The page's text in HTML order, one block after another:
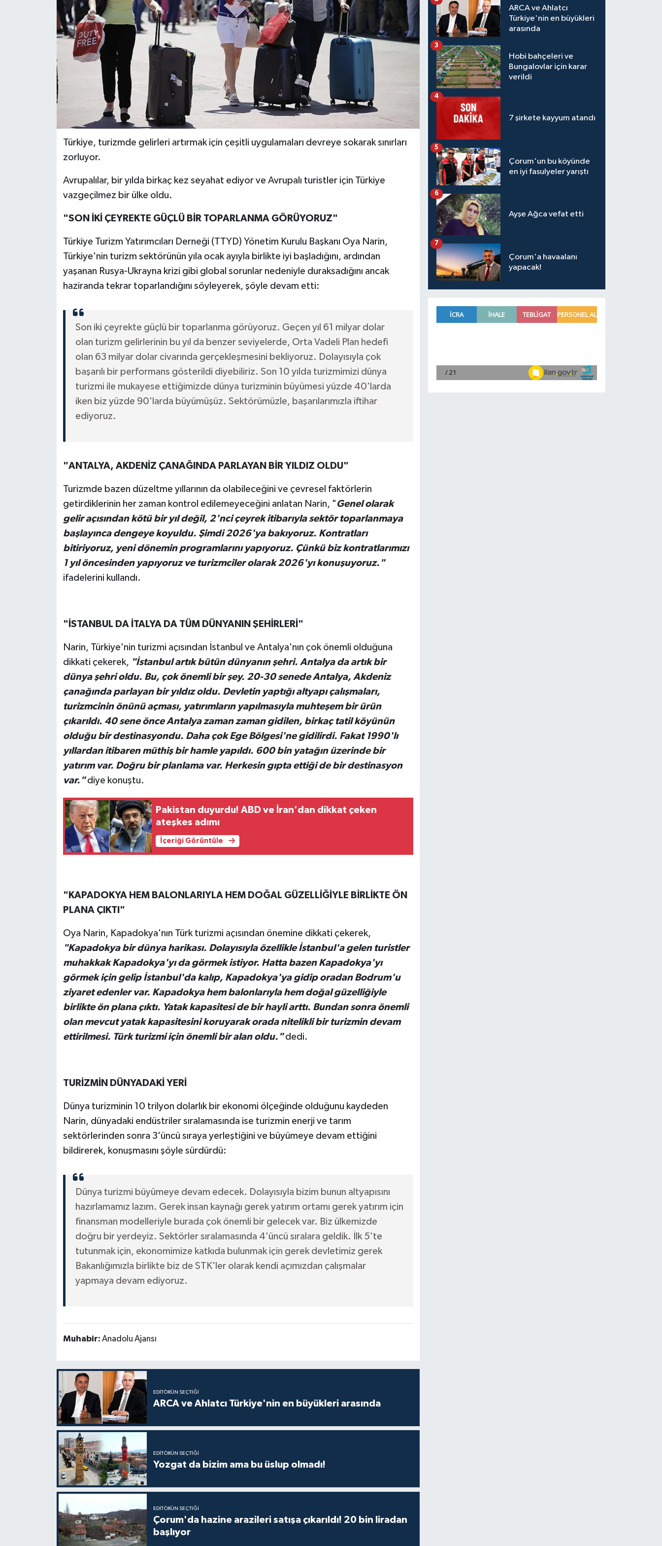
Türkiye, turizmde gelirleri artırmak için çeşitli uygulamaları devreye sokarak sınırları
zorluyor.
Avrupalılar, bir yılda birkaç kez seyahat ediyor ve Avrupalı turistler için Türkiye
vazgeçilmez bir ülke oldu.
"SON İKİ ÇEYREKTE GÜÇLÜ BİR TOPARLANMA GÖRÜYORUZ"
Türkiye Turizm Yatırımcıları Derneği (TTYD) Yönetim Kurulu Başkanı Oya Narin,
Türkiye'nin turizm sektörünün yıla ocak ayıyla birlikte iyi başladığını, ardından
yaşanan Rusya-Ukrayna krizi gibi global sorunlar nedeniyle duraksadığını ancak
haziranda tekrar toparlandığını söyleyerek, şöyle devam etti:
Son iki çeyrekte güçlü bir toparlanma görüyoruz. Geçen yıl 61 milyar dolar
olan turizm gelirlerinin bu yıl da benzer seviyelerde, Orta Vadeli Plan hedefi
olan 63 milyar dolar civarında gerçekleşmesini bekliyoruz. Dolayısıyla çok
başarılı bir performans gösterildi diyebiliriz. Son 10 yılda turizmimizi dünya
turizmi ile mukayese ettiğimizde dünya turizminin büyümesi yüzde 40'larda
iken biz yüzde 90'larda büyümüşüz. Sektörümüzle, başarılarımızla iftihar
ediyoruz.
"ANTALYA, AKDENİZ ÇANAĞINDA PARLAYAN BİR YILDIZ OLDU"
Turizmde bazen düzeltme yıllarının da olabileceğini ve çevresel faktörlerin
getirdiklerinin her zaman kontrol edilemeyeceğini anlatan Narin, " Genel olarak
gelir açısından kötü bir yıl değil, 2'nci çeyrek itibarıyla sektör toparlanmaya
başlayınca dengeye koyuldu. Şimdi 2026'ya bakıyoruz. Kontratları
bitiriyoruz, yeni dönemin programlarını yapıyoruz. Çünkü biz kontratlarımızı
1 yıl öncesinden yapıyoruz ve turizmciler olarak 2026'yı konuşuyoruz."
ifadelerini kullandı.
"İSTANBUL DA İTALYA DA TÜM DÜNYANIN ŞEHİRLERİ"
Narin, Türkiye'nin turizmi açısından İstanbul ve Antalya'nın çok önemli olduğuna
dikkati çekerek, "İstanbul artık bütün dünyanın şehri. Antalya da artık bir
dünya şehri oldu. Bu, çok önemli bir şey. 20-30 senede Antalya, Akdeniz
çanağında parlayan bir yıldız oldu. Devletin yaptığı altyapı çalışmaları,
turizmcinin önünü açması, yatırımların yapılmasıyla muhteşem bir ürün
çıkarıldı. 40 sene önce Antalya zaman zaman gidilen, birkaç tatil köyünün
olduğu bir destinasyondu. Daha çok Ege Bölgesi'ne gidilirdi. Fakat 1990'lı
yıllardan itibaren müthiş bir hamle yapıldı. 600 bin yatağın üzerinde bir
yatırım var. Doğru bir planlama var. Herkesin gıpta ettiği de bir destinasyon
var."diye konuştu.
Pakistan duyurdu! ABD ve İran'dan dikkat çeken
ateşkes adımı
İçeriği Görüntüle
"KAPADOKYA HEM BALONLARIYLA HEM DOĞAL GÜZELLİĞİYLE BİRLİKTE ÖN
PLANA ÇIKTI"
Oya Narin, Kapadokya'nın Türk turizmi açısından önemine dikkati çekerek,
"Kapadokya bir dünya harikası. Dolayısıyla özellikle İstanbul'a gelen turistler
muhakkak Kapadokya'yı da görmek istiyor. Hatta bazen Kapadokya'yı
görmek için gelip İstanbul'da kalıp, Kapadokya'ya gidip oradan Bodrum'u
ziyaret edenler var. Kapadokya hem balonlarıyla hem doğal güzelliğiyle
birlikte ön plana çıktı. Yatak kapasitesi de bir hayli arttı. Bundan sonra önemli
olan mevcut yatak kapasitesini koruyarak orada nitelikli bir turizmin devam
ettirilmesi. Türk turizmi için önemli bir alan oldu."dedi.
TURİZMİN DÜNYADAKİ YERİ
Dünya turizminin 10 trilyon dolarlık bir ekonomi ölçeğinde olduğunu kaydeden
Narin, dünyadaki endüstriler sıralamasında ise turizmin enerji ve tarım
sektörlerinden sonra 3'üncü sıraya yerleştiğini ve büyümeye devam ettiğini
bildirerek, konuşmasını şöyle sürdürdü:
Dünya turizmi büyümeye devam edecek. Dolayısıyla bizim bunun altyapısını
hazırlamamız lazım. Gerek insan kaynağı gerek yatırım ortamı gerek yatırım için
finansman modelleriyle burada çok önemli bir gelecek var. Biz ülkemizde
doğru bir yerdeyiz. Sektörler sıralamasında 4'üncü sıralara geldik. İlk 5'te
tutunmak için, ekonomimize katkıda bulunmak için gerek devletimiz gerek
Bakanlığımızla birlikte biz de STK'ler olarak kendi açımızdan çalışmalar
yapmaya devam ediyoruz.
Muhabir: Anadolu Ajansı
EDITÖRÜN SEÇTIĞI
ARCA ve Ahlatcı Türkiye'nin en büyükleri arasında
EDITÖRÜN SEÇTIĞI
Yozgat da bizim ama bu üslup olmadı!
EDITÖRÜN SEÇTIĞI
Çorum'da hazine arazileri satışa çıkarıldı! 20 bin liradan
başlıyor
ARCA ve Ahlatcı
Türkiye'nin en büyükleri
arasında
Hobi bahçeleri ve
Bungalovlar için karar
verildi
3
7 şirkete kayyum atandı
4
Çorum'un bu köyünde
en iyi fasulyeler yarıştı
5
Ayşe Ağca vefat etti
6
Çorum'a havaalanı
yapacak!
7
İLÇELER
TEKNOLOJİ